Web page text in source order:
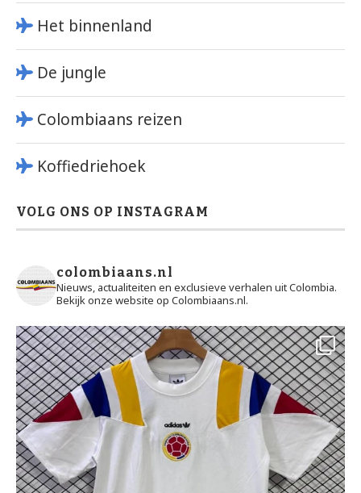
Het binnenland
De jungle
Colombiaans reizen
Koffiedriehoek
VOLG ONS OP INSTAGRAM
colombiaans.nl
Nieuws, actualiteiten en exclusieve verhalen uit Colombia.
Bekijk onze website op Colombiaans.nl.